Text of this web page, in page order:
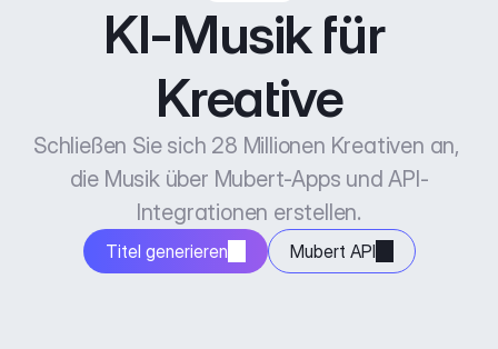
KI-Musik für
Kreative
Schließen Sie sich 28 Millionen Kreativen an,
die Musik über Mubert-Apps und API-
Integrationen erstellen.
Titel generieren Mubert API